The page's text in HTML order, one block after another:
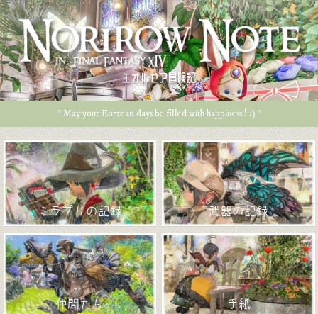
エオルゼア冒険記
* May your Eorzean days be filled with happiness ! :) *
ミラプリの記録 武器の記録
仲間たち 手紙